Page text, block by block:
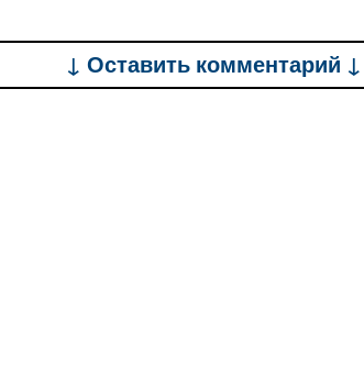
↓ Оставить комментарий ↓